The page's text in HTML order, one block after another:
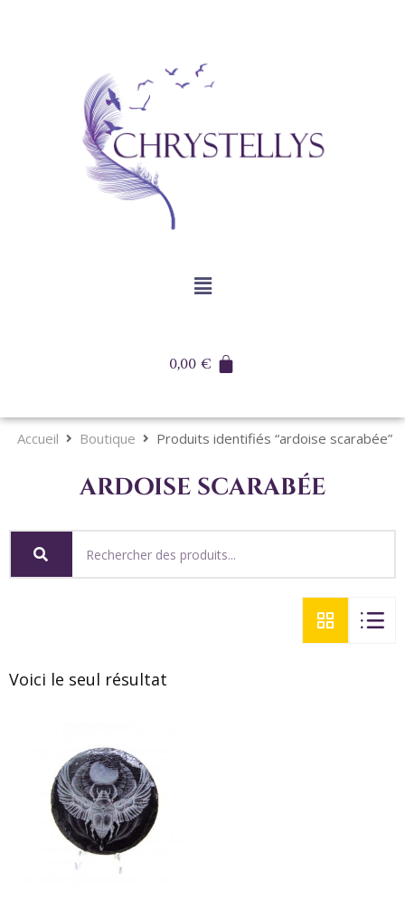
0,00€
Accueil Boutique Produits identifiés “ardoise scarabée”
ardoise scarabée
Voici le seul résultat